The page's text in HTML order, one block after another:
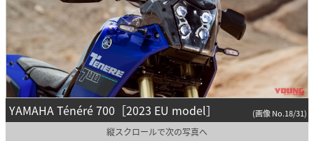
YAMAHA Ténéré 700［2023 EU model］ (画像 No.18/31)
縦スクロールで次の写真へ